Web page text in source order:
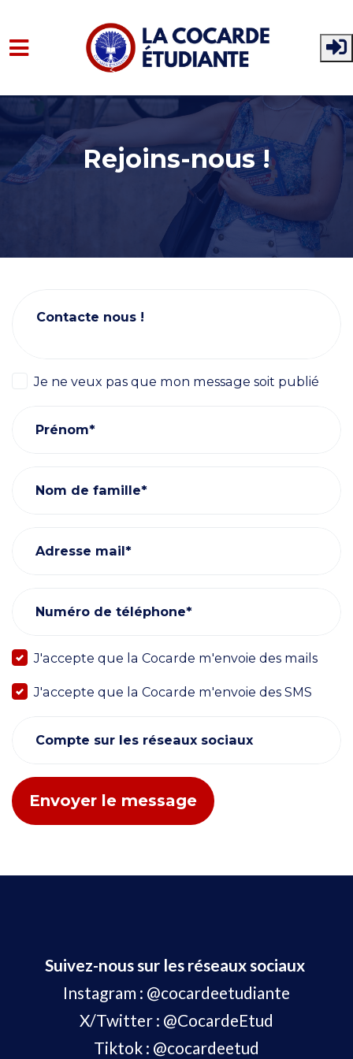
Rejoins-nous !
Contacte nous !
Je ne veux pas que mon message soit publié
Prénom*
Nom de famille*
Adresse mail*
Numéro de téléphone*
J'accepte que la Cocarde m'envoie des mails
J'accepte que la Cocarde m'envoie des SMS
Compte sur les réseaux sociaux
Suivez-nous sur les réseaux sociaux
Instagram : @cocardeetudiante
X/Twitter : @CocardeEtud
Tiktok : @cocardeetud